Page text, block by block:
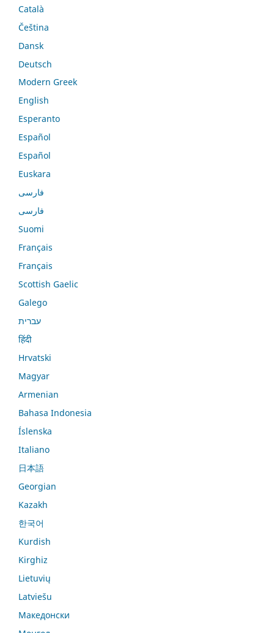
Català
Čeština
Dansk
Deutsch
Modern Greek
English
Esperanto
Español
Español
Euskara
فارسی
فارسی
Suomi
Français
Français
Scottish Gaelic
Galego
עברית
हिंदी
Hrvatski
Magyar
Armenian
Bahasa Indonesia
Íslenska
Italiano
日本語
Georgian
Kazakh
한국어
Kurdish
Kirghiz
Lietuvių
Latviešu
Македонски